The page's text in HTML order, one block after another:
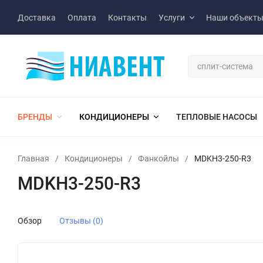
Доставка Оплата Контакты Услуги Наши объекты
БРЕНДЫ КОНДИЦИОНЕРЫ ТЕПЛОВЫЕ НАСОСЫ
Главная / Кондиционеры / Фанкойлы / MDKH3-250-R3
MDKH3-250-R3
Обзор Отзывы (0)